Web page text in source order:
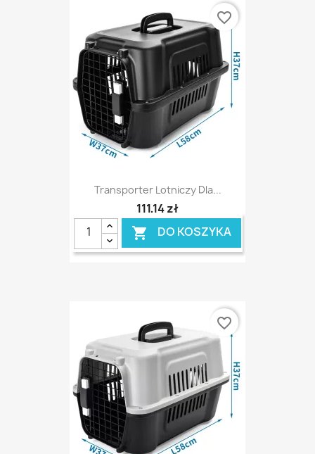
Transporter Lotniczy Dla...
111,14 zł
 DO KOSZYKA
favorite_border
favorite_border